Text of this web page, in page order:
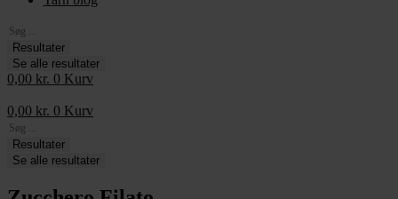
Search
...Resultater
Se alle resultater
0,00 kr. 0 Kurv
0,00 kr. 0 Kurv
Search
...Resultater
Se alle resultater